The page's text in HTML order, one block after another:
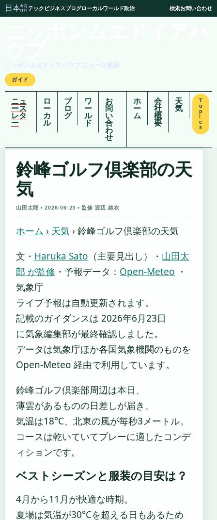
日本語テック ビジネスブログローカルワールド政治 検索お問い合わせ
ニッポンムエドイアハウブ ニュース更新
ガイド
ニュ
ース
レタ
ー
ロ
ー
カ
ル
ブ
ロ
グ
ワ
ー
ル
ド
お
問
い
合
わ
せ
ホ
ー
ム
会
社
概
要
天
気
T
o
p
i
c
s
鈴峰ゴルフ倶楽部の天
気
山田太郎 • 2026-06-23 • 監修 渡辺 結衣
ホーム › 天気 › 鈴峰ゴルフ倶楽部の天気
文・ Haruka Sato （主要見出し） ・ 山田太
郎 が監修 ・ 予報データ： Open-Meteo ・
気象庁
ライブ予報は自動更新されます。
記載のガイダンスは 2026年6月23日
に気象編集部が最終確認しました。
データは気象庁ほか各国気象機関のものを
Open-Meteo 経由で利用しています。
鈴峰ゴルフ倶楽部周辺は本日、
薄雲があるものの日差しが届き、
気温は18°C、北東の風が毎秒3メートル。
コースは乾いていてプレーに適したコンデ
ィションです。
ベストシーズンと服装の目安は？
4月から11月が快適な時期。
夏場は気温が30°Cを超える日もあるため